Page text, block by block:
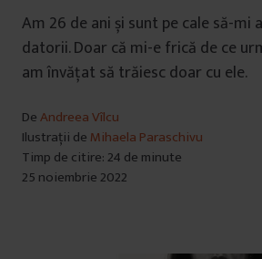
Am 26 de ani și sunt pe cale să-mi
datorii. Doar că mi-e frică de ce
am învățat să trăiesc doar cu ele.
DeAndreea Vîlcu
Ilustrații de Mihaela Paraschivu
Timp de citire: 24 de minute
25 noiembrie 2022